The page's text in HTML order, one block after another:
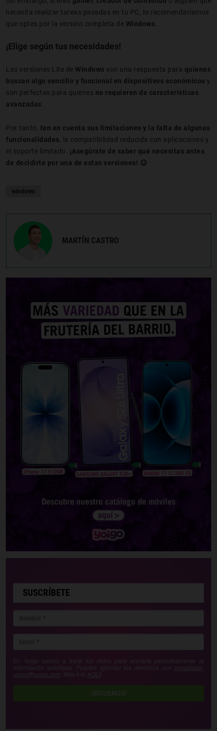
necesita realizar tareas pesadas en tu PC, te recomendaríamos
que optes por la versión completa de Windows
¡Elige según tus necesidades!
Las versiones Lite de Windows son una respuesta para quienes
buscan algo sencillo y funcional en dispositivos económicos y
son perfectas para quienes no requieren de características
avanzadas
Por tanto, ten en cuenta sus limitaciones y la falta de algunas
funcionalidades , la compatibilidad reducida con aplicaciones y
el soporte limitado. ¡Asegúrate de saber qué necesitas antes
de decidirte por una de estas versiones! 😉
windows
MARTÍN CASTRO
SUSCRÍBETE
En Yoigo vamos a tratar tus datos para enviarte periódicamente la
información solicitada. Puedes ejercitar tus derechos con privacidad-
yoigo@yoigo.com . Más Info AQUÍ
¡SÍGUENOS!